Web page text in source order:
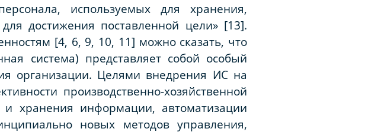
используемых для хранения,
достижения поставленной цели» [13].
[4, 6, 9, 10, 11] можно сказать, что
система) представляет собой особый
организации. Целями внедрения ИС на
производственно-хозяйственной
и хранения информации, автоматизации
новых методов управления,